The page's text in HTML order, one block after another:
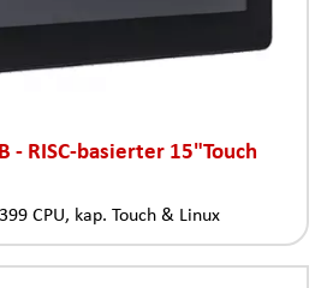
- RISC-basierter 15"Touch
CPU, kap. Touch & Linux